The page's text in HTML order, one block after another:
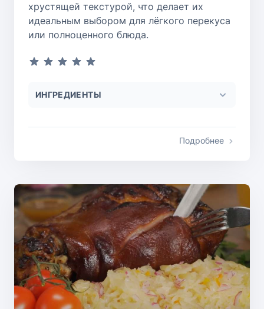
хрустящей текстурой, что делает их
идеальным выбором для лёгкого перекуса
или полноценного блюда.
ИНГРЕДИЕНТЫ
Подробнее